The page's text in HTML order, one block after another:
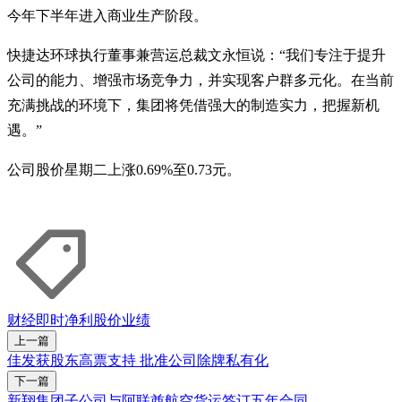
今年下半年进入商业生产阶段。
快捷达环球执行董事兼营运总裁文永恒说：“我们专注于提升
公司的能力、增强市场竞争力，并实现客户群多元化。在当前
充满挑战的环境下，集团将凭借强大的制造实力，把握新机
遇。”
公司股价星期二上涨0.69%至0.73元。
财经即时净利 股价业绩
上一篇
佳发获股东高票支持 批准公司除牌私有化
下一篇